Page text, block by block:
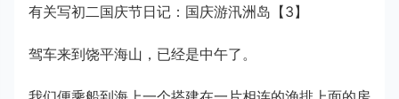
有关写初二国庆节日记：国庆游汛洲岛【3】
驾车来到饶平海山，已经是中午了。